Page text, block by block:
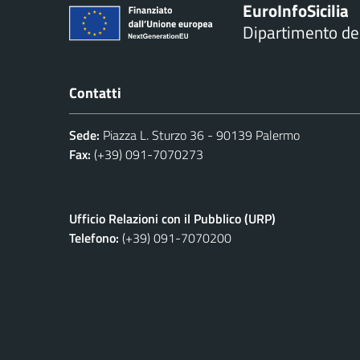
EuroInfoSicilia
Dipartimento
Contatti
Sede: Piazza L. Sturzo 36 - 90139 Palermo
Fax: (+39) 091-7070273
Ufficio Relazioni con il Pubblico (URP)
Telefono: (+39) 091-7070200